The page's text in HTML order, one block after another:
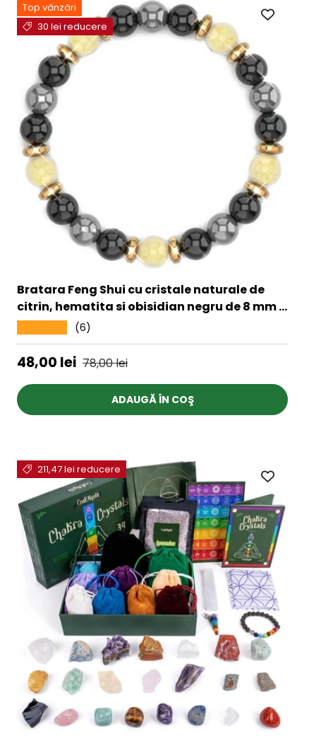
Top vânzări
30 lei reducere
Bratara Feng Shui cu cristale naturale de
citrin, hematita si obisidian negru de 8 mm -
Generator de bogatie si atractie norocoasa
a banilor, prosperitate
(6)
Preț de vânzare
48,00 lei Preț obișnuit
78,00 lei
ADAUGĂ ÎN COŞ
211,47 lei reducere